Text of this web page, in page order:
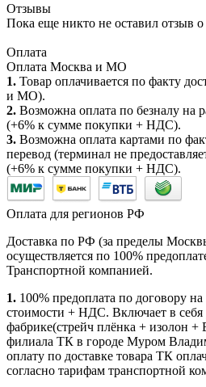
Отзывы
Пока еще никто не оставил отзыв
Оплата
Оплата Москва и МО
1. Товар оплачивается по факту
и МО).
2. Возможна оплата по безналу на
(+6% к сумме покупки + НДС).
3. Возможна оплата картами по
перевод (терминал не
(+6% к сумме покупки + НДС).
Оплата для регионов РФ
Доставка по РФ (за пределы
осуществляется по 100%
Транспортной компанией.
1. 100% предоплата по договору
стоимости + НДС. Включает в себя
фабрике(стрейч плёнка + изолон
филиала ТК в городе Муром
оплату по доставке товара ТК
согласно тарифам транспортной